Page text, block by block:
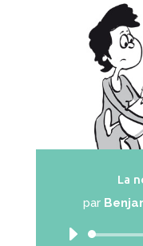
La
par